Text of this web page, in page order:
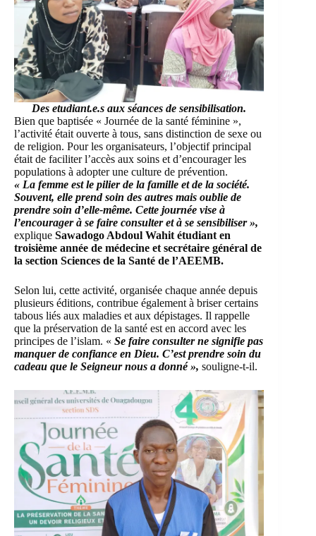
Des etudiant.e.s aux séances de sensibilisation.
Bien que baptisée « Journée de la santé féminine »,
l’activité était ouverte à tous, sans distinction de sexe ou
de religion. Pour les organisateurs, l’objectif principal
était de faciliter l’accès aux soins et d’encourager les
populations à adopter une culture de prévention.
« La femme est le pilier de la famille et de la société.
Souvent, elle prend soin des autres mais oublie de
prendre soin d’elle-même. Cette journée vise à
l’encourager à se faire consulter et à se sensibiliser »,
explique Sawadogo Abdoul Wahit étudiant en
troisième année de médecine et secrétaire général de
la section Sciences de la Santé de l’AEEMB.
Selon lui, cette activité, organisée chaque année depuis
plusieurs éditions, contribue également à briser certains
tabous liés aux maladies et aux dépistages. Il rappelle
que la préservation de la santé est en accord avec les
principes de l’islam. « Se faire consulter ne signifie pas
manquer de confiance en Dieu. C’est prendre soin du
cadeau que le Seigneur nous a donné », souligne-t-il.